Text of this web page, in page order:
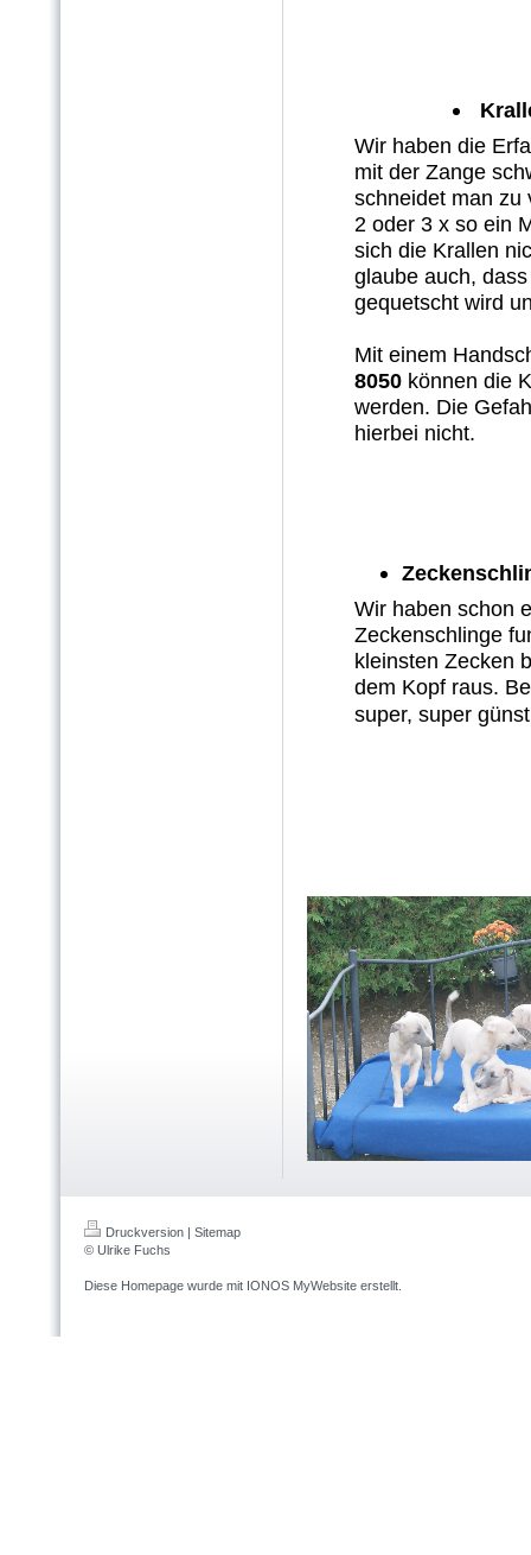
Wir haben die
mit der Zange
schneidet man zu
2 oder 3 x so ein
sich die Krallen
glaube auch,
gequetscht wird
Mit einem
8050 können die
werden. Die
hierbei nicht.
Wir haben schon
Zeckenschlinge
kleinsten Zecken
dem Kopf raus.
super, super
Druckversion | Sitemap
© Ulrike Fuchs
Diese Homepage wurde mit IONOS MyWebsite erstellt.